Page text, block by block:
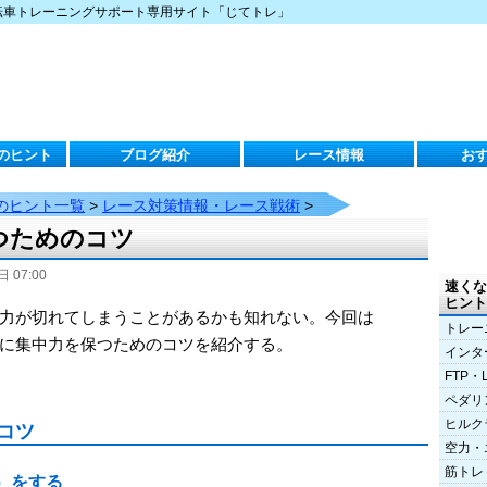
車トレーニングサポート専用サイト「じてトレ」
ヒント ブログ紹介 レース情報 お
ヒント一覧 > レース対策情報・レース戦術 >
ためのコツ
07:00
が切れてしまうことがあるかも知れない。今回は
集中力を保つためのコツを紹介する。
ツ
をする
速く
ヒン
トレ
イン
FTP・
ペダリ
ヒル
空力
筋トレ